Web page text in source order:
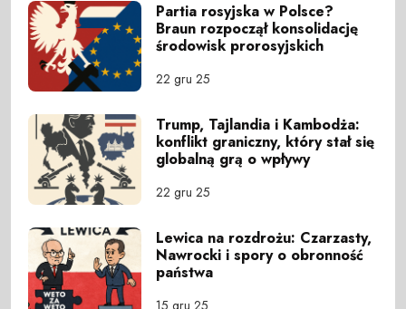
Partia rosyjska w Polsce?
Braun rozpoczął konsolidację
środowisk prorosyjskich
22 gru 25
Trump, Tajlandia i Kambodża:
konflikt graniczny, który stał się
globalną grą o wpływy
22 gru 25
Lewica na rozdrożu: Czarzasty,
Nawrocki i spory o obronność
państwa